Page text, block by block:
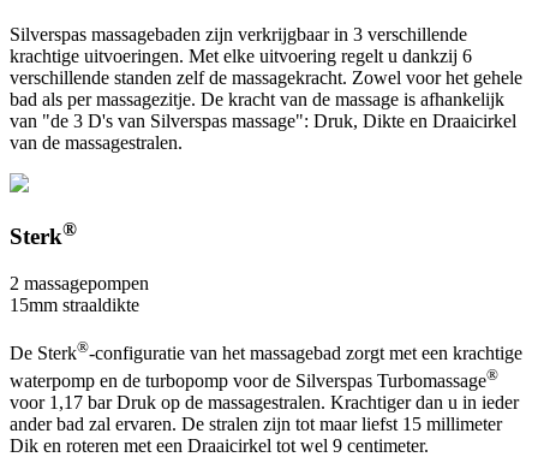
Silverspas massagebaden zijn verkrijgbaar in 3 verschillende
krachtige uitvoeringen. Met elke uitvoering regelt u dankzij 6
verschillende standen zelf de massagekracht. Zowel voor het gehele
bad als per massagezitje. De kracht van de massage is afhankelijk
van "de 3 D's van Silverspas massage": Druk, Dikte en Draaicirkel
van de massagestralen.
Sterk®
2 massagepompen
15mm straaldikte
De Sterk®-configuratie van het massagebad zorgt met een krachtige
waterpomp en de turbopomp voor de Silverspas Turbomassage®
voor 1,17 bar Druk op de massagestralen. Krachtiger dan u in ieder
ander bad zal ervaren. De stralen zijn tot maar liefst 15 millimeter
Dik en roteren met een Draaicirkel tot wel 9 centimeter.